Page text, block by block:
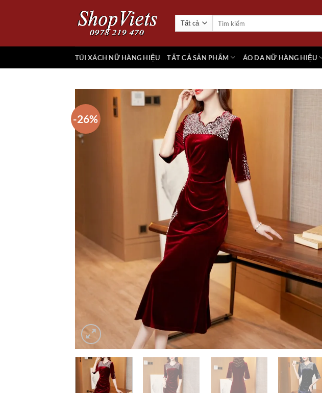
dung
TÚI XÁCH NỮ HÀNG HIỆU TẤT CẢ SẢN PHẨM ÁO DA NỮ HÀNG HIỆU
-26%